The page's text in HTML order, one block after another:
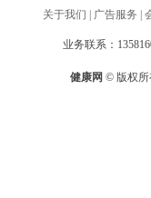
关于我们 广告服务
业务联系：
健康网 © 版权所